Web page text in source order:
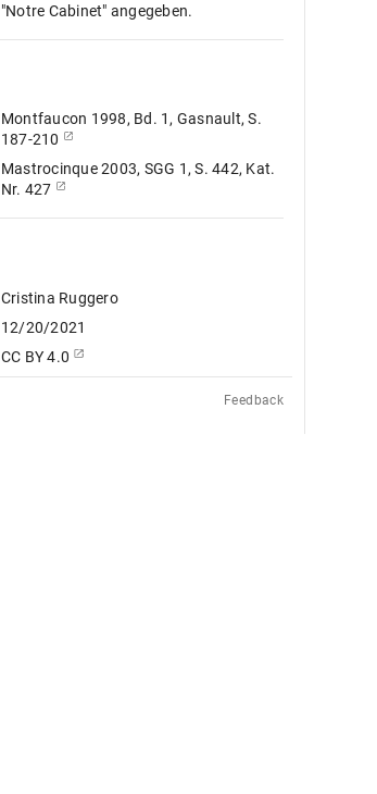
"Notre Cabinet" angegeben.
Montfaucon 1998, Bd. 1, Gasnault, S.
187-210
Mastrocinque 2003, SGG 1, S. 442, Kat.
Nr. 427
Cristina Ruggero
12/20/2021
CC BY 4.0
Feedback